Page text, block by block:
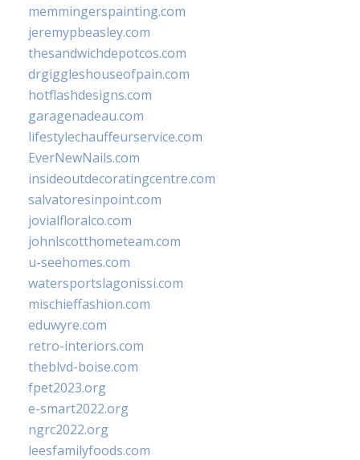
memmingerspainting.com
jeremypbeasley.com
thesandwichdepotcos.com
drgiggleshouseofpain.com
hotflashdesigns.com
garagenadeau.com
lifestylechauffeurservice.com
EverNewNails.com
insideoutdecoratingcentre.com
salvatoresinpoint.com
jovialfloralco.com
johnlscotthometeam.com
u-seehomes.com
watersportslagonissi.com
mischieffashion.com
eduwyre.com
retro-interiors.com
theblvd-boise.com
fpet2023.org
e-smart2022.org
ngrc2022.org
leesfamilyfoods.com